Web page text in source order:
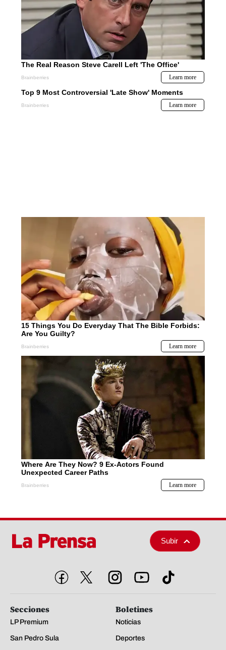
Subir
Secciones
LP Premium
San Pedro Sula
Boletines
Noticias
Deportes